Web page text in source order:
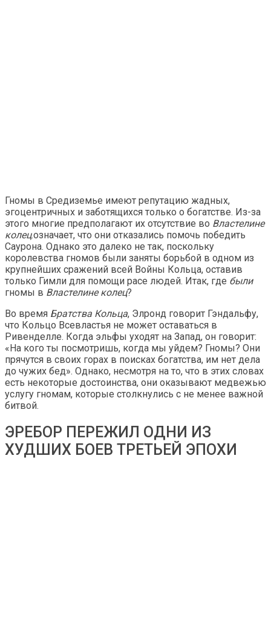
Гномы в Средиземье имеют репутацию жадных,
эгоцентричных и заботящихся только о богатстве. Из-за
этого многие предполагают их отсутствие во Властелине
колец.означает, что они отказались помочь победить
Саурона. Однако это далеко не так, поскольку
королевства гномов были заняты борьбой в одном из
крупнейших сражений всей Войны Кольца, оставив
только Гимли для помощи расе людей. Итак, где были
гномы в Властелине колец?
Во время Братства Кольца, Элронд говорит Гэндальфу,
что Кольцо Всевластья не может оставаться в
Ривенделле. Когда эльфы уходят на Запад, он говорит:
«На кого ты посмотришь, когда мы уйдем? Гномы? Они
прячутся в своих горах в поисках богатства, им нет дела
до чужих бед». Однако, несмотря на то, что в этих словах
есть некоторые достоинства, они оказывают медвежью
услугу гномам, которые столкнулись с не менее важной
битвой.
ЭРЕБОР ПЕРЕЖИЛ ОДНИ ИЗ
ХУДШИХ БОЕВ ТРЕТЬЕЙ ЭПОХИ